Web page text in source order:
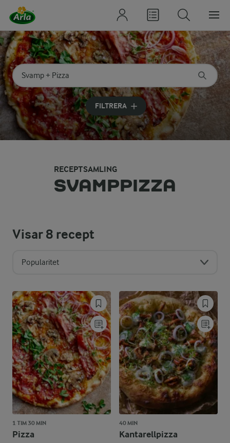
Sök på kategori eller ingrediens
Skriv in sökord för att få förslag
FILTRERA
RECEPTSAMLING
SVAMPPIZZA
Visar8 recept
Popularitet
1 TIM 30 MIN
Pizza
40 MIN
Kantarellpizza